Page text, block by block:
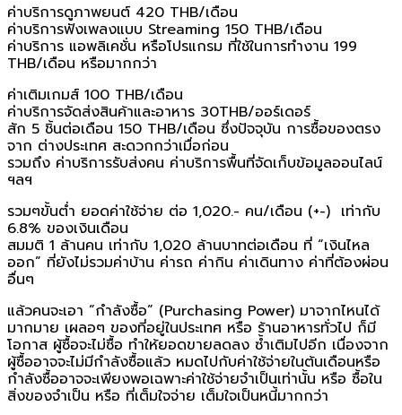
ค่าบริการดูภาพยนต์ 420 THB/เดือน
ค่าบริการฟังเพลงแบบ Streaming 150 THB/เดือน
ค่าบริการ แอพลิเคชั่น หรือโปรแกรม ที่ใช้ในการทำงาน 199
THB/เดือน หรือมากกว่า
ค่าเติมเกมส์ 100 THB/เดือน
ค่าบริการจัดส่งสินค้าและอาหาร 30THB/ออร์เดอร์
สัก 5 ชิ้นต่อเดือน 150 THB/เดือน ซึ่งปัจจุบัน การซื้อของตรง
จาก ต่างประเทศ สะดวกกว่าเมื่อก่อน
รวมถึง ค่าบริการรับส่งคน ค่าบริการพื้นที่จัดเก็บข้อมูลออนไลน์
ฯลฯ
รวมๆขั้นต่ำ ยอดค่าใช้จ่าย ต่อ 1,020.- คน/เดือน (+-) เท่ากับ
6.8% ของเงินเดือน
สมมติ 1 ล้านคน เท่ากับ 1,020 ล้านบาทต่อเดือน ที่ “เงินไหล
ออก” ที่ยังไม่รวมค่าบ้าน ค่ารถ ค่ากิน ค่าเดินทาง ค่าที่ต้องผ่อน
อื่นๆ
แล้วคนจะเอา “กำลังซื้อ” (Purchasing Power) มาจากไหนได้
มากมาย เผลอๆ ของที่อยู่ในประเทศ หรือ ร้านอาหารทั่วไป ก็มี
โอกาส ผู้ซื้อจะไม่ซื้อ ทำให้ยอดขายลดลง ซ้ำเติมไปอีก เนื่องจาก
ผู้ซื้ออาจจะไม่มีกำลังซื้อแล้ว หมดไปกับค่าใช้จ่ายในต้นเดือนหรือ
กำลังซื้ออาจจะเพียงพอเฉพาะค่าใช้จ่ายจำเป็นเท่านั้น หรือ ซื้อใน
สิ่งของจำเป็น หรือ ที่เต็มใจจ่าย เต็มใจเป็นหนี้มากกว่า